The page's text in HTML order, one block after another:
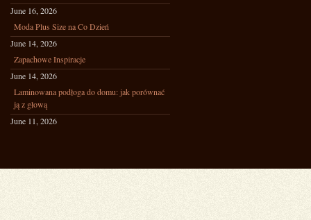
June 16, 2026
Moda Plus Size na Co Dzień
June 14, 2026
Zapachowe Inspiracje
June 14, 2026
Laminowana podłoga do domu: jak porównać
ją z głową
June 11, 2026